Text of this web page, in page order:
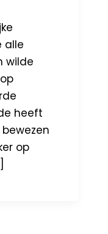
alle
wilde
heeft
op